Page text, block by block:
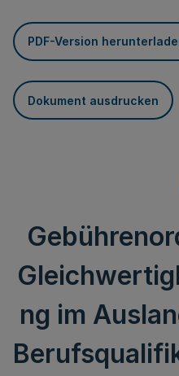
PDF-Version
Dokument ausdrucken
ng im